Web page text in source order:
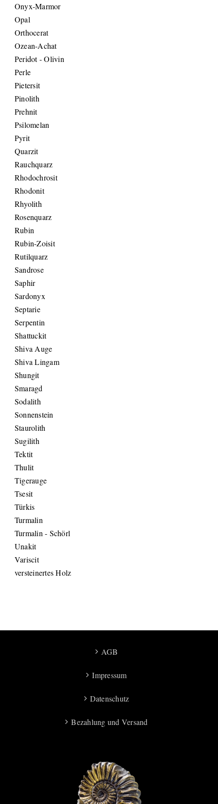
Onyx-Marmor
Opal
Orthocerat
Ozean-Achat
Peridot - Olivin
Perle
Pietersit
Pinolith
Prehnit
Psilomelan
Pyrit
Quarzit
Rauchquarz
Rhodochrosit
Rhodonit
Rhyolith
Rosenquarz
Rubin
Rubin-Zoisit
Rutilquarz
Sandrose
Saphir
Sardonyx
Septarie
Serpentin
Shattuckit
Shiva Auge
Shiva Lingam
Shungit
Smaragd
Sodalith
Sonnenstein
Staurolith
Sugilith
Tektit
Thulit
Tigerauge
Tsesit
Türkis
Turmalin
Turmalin - Schörl
Unakit
Variscit
versteinertes Holz
AGB
Impressum
Datenschutz
Bezahlung und Versand